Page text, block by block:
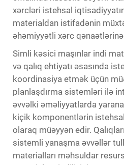
xərcləri istehsal
materialdan istifadənin
əhəmiyyətli xərc qənaətlərinə
Simli kəsici maşınlar indi
və qalıq ehtiyatı əsasında
koordinasiya etmək üçün
planlaşdırma sistemləri ilə
əvvəlki əməliyyatlarda
kiçik komponentlərin
olaraq müəyyən edir.
sistemli yanaşma əvvəllər
materialları məhsuldar